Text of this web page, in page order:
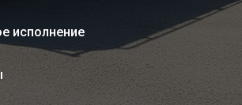
исполнение